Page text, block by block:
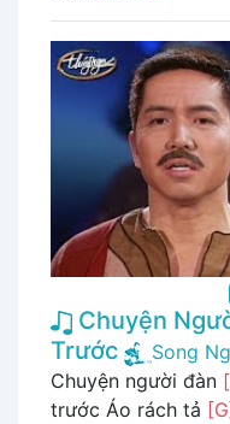
Chuyện
Trước
Song
Chuyện người đàn
trước Áo rách tả